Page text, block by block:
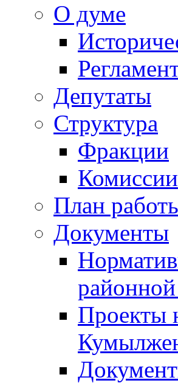
О думе
Депутаты
Структура
Фракции
Комиссии
План
Документы
Проекты